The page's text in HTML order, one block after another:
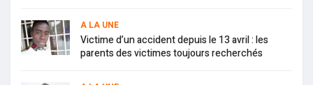
A LA UNE
Victime d’un accident depuis le 13 avril : les
parents des victimes toujours recherchés